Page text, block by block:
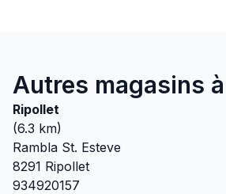
Autres magasins
Ripollet
(6.3 km)
Rambla St. Esteve
8291 Ripollet
934920157